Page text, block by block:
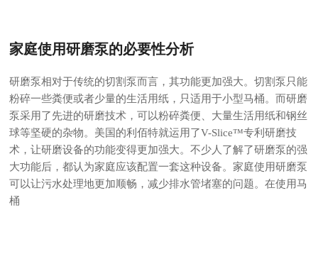
家庭使用研磨泵的必要性分析
研磨泵相对于传统的切割泵而言，其功能更加强大。切割泵只能
粉碎一些粪便或者少量的生活用纸，只适用于小型马桶。而研磨
泵采用了先进的研磨技术，可以粉碎粪便、大量生活用纸和钢丝
球等坚硬的杂物。美国的利佰特就运用了V-Slice™专利研磨技
术，让研磨设备的功能变得更加强大。不少人了解了研磨泵的强
大功能后，都认为家庭应该配置一套这种设备。家庭使用研磨泵
可以让污水处理地更加顺畅，减少排水管堵塞的问题。在使用马
桶